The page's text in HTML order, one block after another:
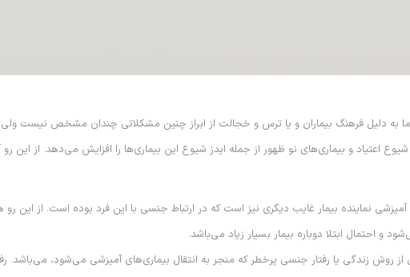
به دليل فرهنگ بيماران و يا ترس و خجالت از ابراز چنين مشكلاتي چندان مشخص نيست
اعتياد و بيماري‌هاي نو ظهور از جمله ايدز شيوع اين بيماري‌ها را افزايش مي‌دهد. از اين
نماينده بيمار غايب ديگري نيز است كه در ارتباط جنسي با اين فرد بوده است. از اين
و احتمال ابتلا دوباره بيمار بسيار زياد مي‌باشد.
روش زندگي يا رفتار جنسي پرخطر كه منجر به انتقال بيماري‌هاي آميزشي مي‌شود،